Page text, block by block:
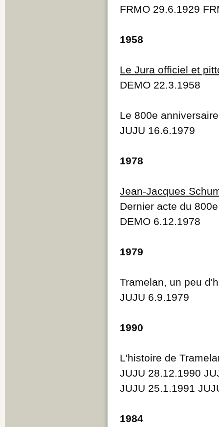
FRMO 29.6.1929
1958
Le Jura officiel et
DEMO 22.3.1958
Le 800e
JUJU 16.6.1979
1978
Jean-Jacques
Dernier acte du
DEMO 6.12.1978
1979
Tramelan, un peu
JUJU 6.9.1979
1990
L'histoire de
JUJU 28.12.1990
JUJU 25.1.1991
1984